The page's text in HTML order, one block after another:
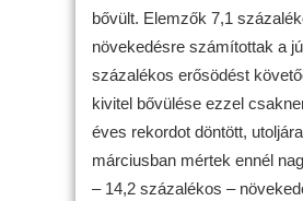
bővült. Elemzők 7,1
növekedésre számítottak a
százalékos erősödést
kivitel bővülése ezzel
éves rekordot döntött,
márciusban mértek ennél
– 14,2 százalékos –